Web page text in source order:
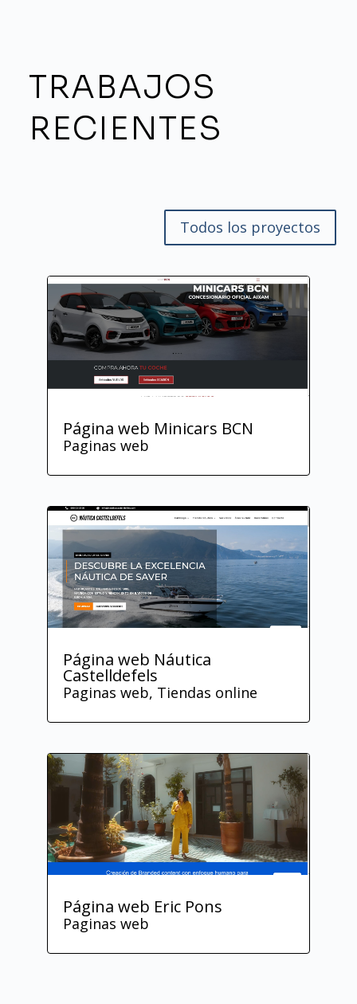
TRABAJOS
RECIENTES
Todos los proyectos
Página web Minicars BCN
Paginas web
Página web Náutica
Castelldefels
Paginas web, Tiendas online
Página web Eric Pons
Paginas web